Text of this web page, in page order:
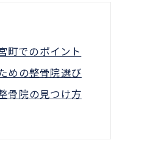
町でのポイント
めの整骨院選び
骨院の見つけ方
被害の症状